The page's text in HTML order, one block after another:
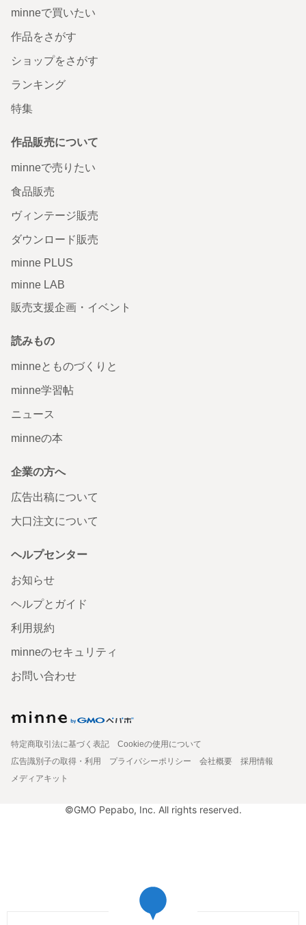
minneで買いたい
作品をさがす
ショップをさがす
ランキング
特集
作品販売について
minneで売りたい
食品販売
ヴィンテージ販売
ダウンロード販売
minne PLUS
minne LAB
販売支援企画・イベント
読みもの
minneとものづくりと
minne学習帖
ニュース
minneの本
企業の方へ
広告出稿について
大口注文について
ヘルプセンター
お知らせ
ヘルプとガイド
利用規約
minneのセキュリティ
お問い合わせ
特定商取引法に基づく表記
Cookieの使用について
広告識別子の取得・利用
プライバシーポリシー 会社概要
採用情報
メディアキット
©GMO Pepabo, Inc. All rights reserved.